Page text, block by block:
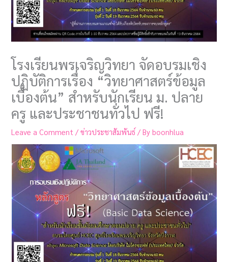
โรงเรียนพรเจริญวิทยา จัดอบรมเชิง
ปฏิบัติการเรื่อง “วิทยาศาสตร์ข้อมูล
เบื้องต้น” สำหรับนักเรียน ม. ปลาย
ครู และประชาชนทั่วไป ฟรี!
Leave a Comment /ข่าวประชาสัมพันธ์ / Byboonhlua